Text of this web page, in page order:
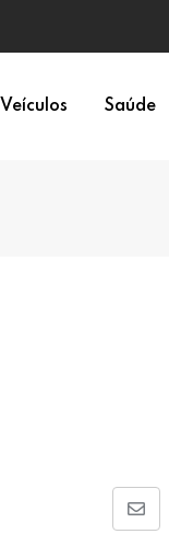
Veículos Saúde
Share